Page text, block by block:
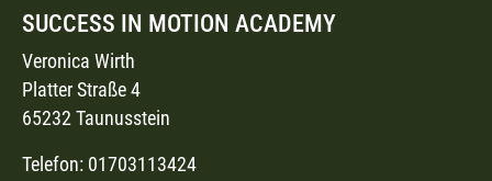
SUCCESS IN MOTION ACADEMY
Veronica Wirth
Platter Straße 4
65232 Taunusstein
Telefon: 01703113424